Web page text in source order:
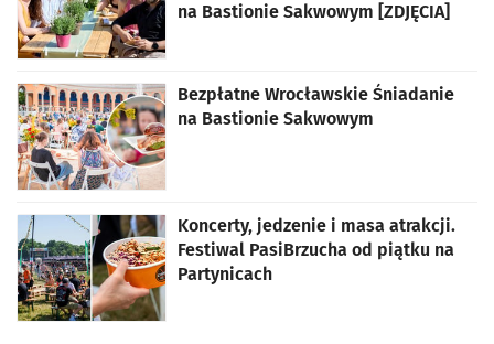
na Bastionie Sakwowym [ZDJĘCIA]
Bezpłatne Wrocławskie Śniadanie
na Bastionie Sakwowym
Koncerty, jedzenie i masa atrakcji.
Festiwal PasiBrzucha od piątku na
Partynicach